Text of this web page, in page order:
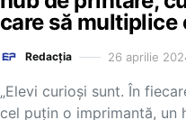
care să
Redacția 26 aprilie
„Elevi curioși sunt. În
cel puțin o imprimantă, un